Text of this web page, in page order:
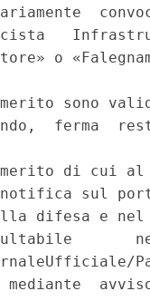
o
sono
ferma
di cui
notifica sul
difesa e